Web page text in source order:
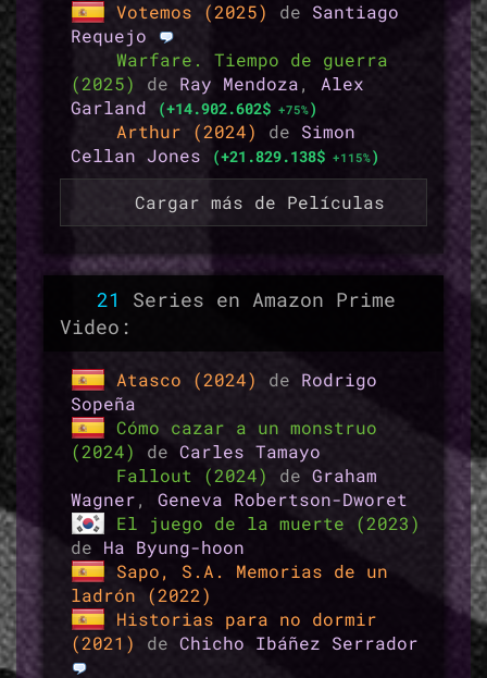
Votemos (2025) de Santiago
Requejo
Warfare. Tiempo de guerra
(2025) de Ray Mendoza, Alex
Garland
(+14.902.602$ +75%)
Arthur (2024) de Simon
Cellan Jones
(+21.829.138$ +115%)
Cargar más de Películas
21
Series en Amazon Prime
Video:
Atasco (2024) de Rodrigo
Sopeña
Cómo cazar a un monstruo
(2024) de Carles Tamayo
Fallout (2024) de Graham
Wagner, Geneva Robertson-Dworet
El juego de la muerte (2023)
de Ha Byung-hoon
Sapo, S.A. Memorias de un
ladrón (2022)
Historias para no dormir
(2021) de Chicho Ibáñez Serrador